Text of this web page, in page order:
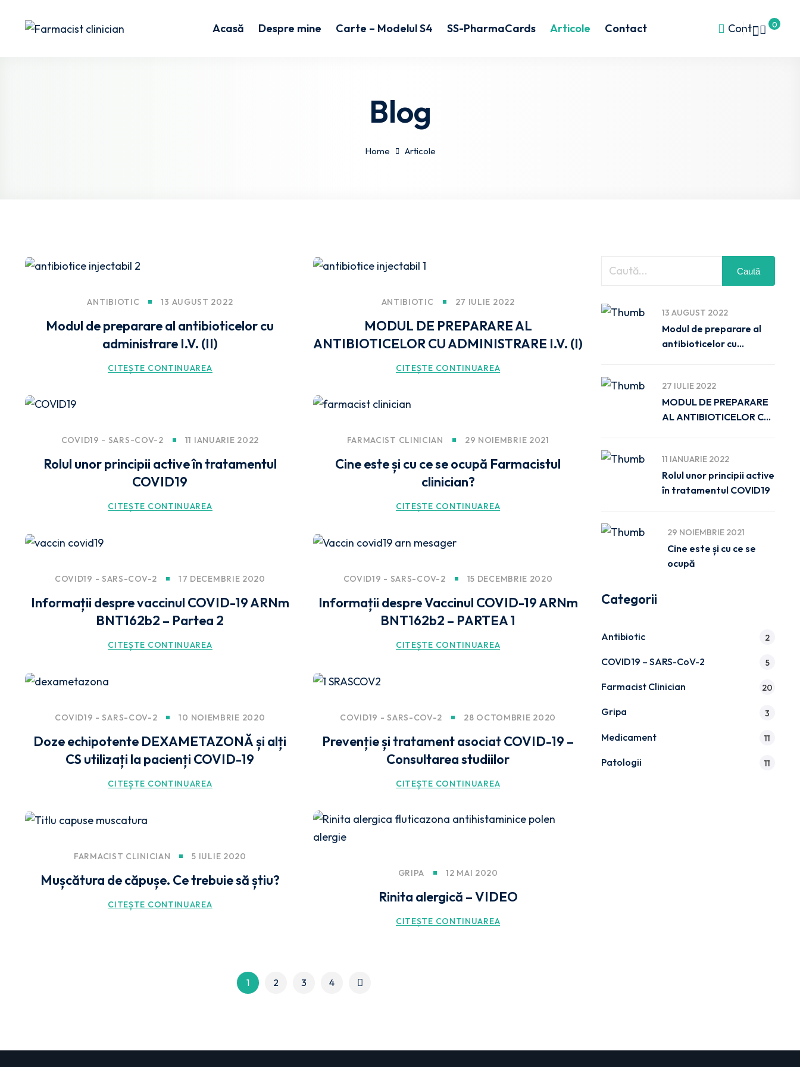
Acasă Despre mine Carte – Modelul S4 SS-PharmaCards Articole Contact Cont 0
Blog
Home Articole
ANTIBIOTIC 13 AUGUST 2022
Modul de preparare al antibioticelor cu
administrare I.V. (II)
CITEȘTE CONTINUAREA
ANTIBIOTIC 27 IULIE 2022
MODUL DE PREPARARE AL
ANTIBIOTICELOR CU ADMINISTRARE I.V. (I)
CITEȘTE CONTINUAREA
COVID19 - SARS-COV-2 11 IANUARIE 2022
Rolul unor principii active în tratamentul
COVID19
CITEȘTE CONTINUAREA
FARMACIST CLINICIAN 29 NOIEMBRIE 2021
Cine este și cu ce se ocupă Farmacistul
clinician?
CITEȘTE CONTINUAREA
COVID19 - SARS-COV-2 17 DECEMBRIE 2020
Informații despre vaccinul COVID-19 ARNm
BNT162b2 – Partea 2
CITEȘTE CONTINUAREA
COVID19 - SARS-COV-2 15 DECEMBRIE 2020
Informații despre Vaccinul COVID-19 ARNm
BNT162b2 – PARTEA 1
CITEȘTE CONTINUAREA
COVID19 - SARS-COV-2 10 NOIEMBRIE 2020
Doze echipotente DEXAMETAZONĂ și alți
CS utilizați la pacienți COVID-19
CITEȘTE CONTINUAREA
COVID19 - SARS-COV-2 28 OCTOMBRIE 2020
Prevenție și tratament asociat COVID-19 –
Consultarea studiilor
CITEȘTE CONTINUAREA
FARMACIST CLINICIAN 5 IULIE 2020
Mușcătura de căpușe. Ce trebuie să știu?
CITEȘTE CONTINUAREA
GRIPA 12 MAI 2020
Rinita alergică – VIDEO
CITEȘTE CONTINUAREA
1 2 3 4
Caută
13 AUGUST 2022
Modul de preparare al
antibioticelor cu
27 IULIE 2022
MODUL DE PREPARARE
AL ANTIBIOTICELOR CU
11 IANUARIE 2022
Rolul unor principii active
în tratamentul COVID19
29 NOIEMBRIE 2021
Cine este și cu ce se
ocupă
Categorii
Antibiotic 2
COVID19 – SARS-CoV-2 5
Farmacist Clinician 20
Gripa 3
Medicament 11
Patologii 11